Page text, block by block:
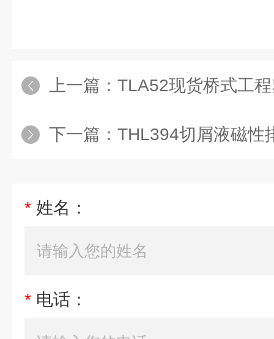
上一篇： TLA52现货桥式工
下一篇： THL394切屑液磁性
* 姓名：
* 电话：